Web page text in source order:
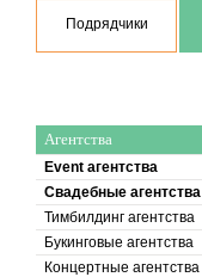
Подрядчики
Агентства
Event агентства
Свадебные агентства
Тимбилдинг агентства
Букинговые агентства
Концертные агентства